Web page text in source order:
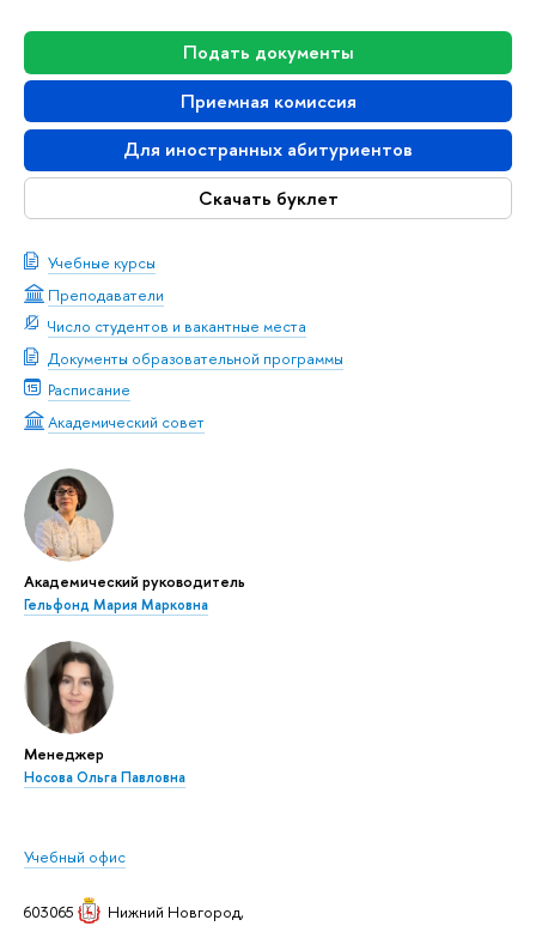
Подать документы
Приемная комиссия
Для иностранных абитуриентов
Скачать буклет
Учебные курсы
Преподаватели
Число студентов и вакантные места
Документы образовательной программы
Расписание
Академический совет
Академический руководитель
Гельфонд Мария Марковна
Менеджер
Носова Ольга Павловна
Учебный офис
603065 Нижний Новгород,